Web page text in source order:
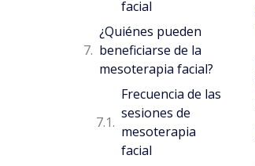
facial
¿Quiénes pueden
beneficiarse de la
mesoterapia facial?
Frecuencia de las
sesiones de
mesoterapia
facial